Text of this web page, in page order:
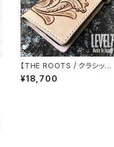
【THE ROOTS / クラシック】i
Phone各種対応 花一輪 手帳
型ケース フラワーカービング
¥18,700